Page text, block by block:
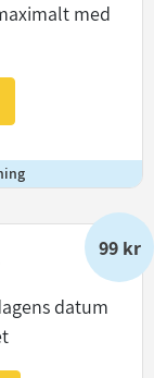
med
99 kr
datum